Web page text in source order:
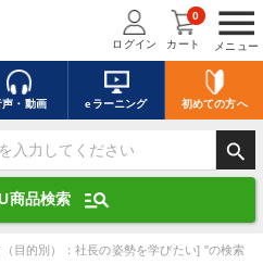
menu
メニュー
ログイン カート
0
声・動画 eラーニング 初めての方へ
search
商品検索 manage_search
す
果に表示する
の条件で検索
目的別）：社長の姿勢を学びたい] "の検索